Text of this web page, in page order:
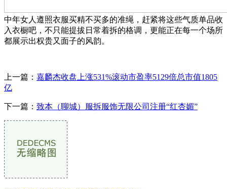
中年女人遵照衣服买精不买多的准绳，赶紧将这些气质单品收
入衣橱吧，不只能提拔日常着拆的格调，更能正在每一个场所
都展示出权贵又面子的风韵。
上一篇： 嘉麟杰收盘上涨531%滚动市盈率5129倍总市值1805
亿
下一篇： 致本（聊城）服拆服饰无限公司注册“红杏媚”